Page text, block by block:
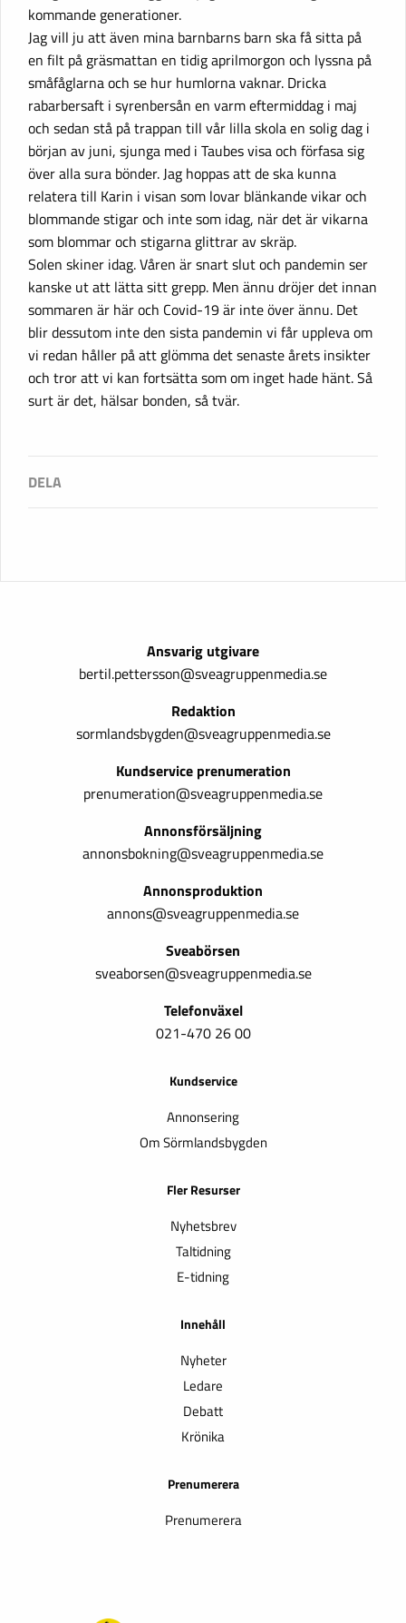
kommande generationer.
Jag vill ju att även mina barnbarns barn ska få sitta på
en filt på gräsmattan en tidig aprilmorgon och lyssna på
småfåglarna och se hur humlorna vaknar. Dricka
rabarbersaft i syrenbersån en varm eftermiddag i maj
och sedan stå på trappan till vår lilla skola en solig dag i
början av juni, sjunga med i Taubes visa och förfasa sig
över alla sura bönder. Jag hoppas att de ska kunna
relatera till Karin i visan som lovar blänkande vikar och
blommande stigar och inte som idag, när det är vikarna
som blommar och stigarna glittrar av skräp.
Solen skiner idag. Våren är snart slut och pandemin ser
kanske ut att lätta sitt grepp. Men ännu dröjer det innan
sommaren är här och Covid-19 är inte över ännu. Det
blir dessutom inte den sista pandemin vi får uppleva om
vi redan håller på att glömma det senaste årets insikter
och tror att vi kan fortsätta som om inget hade hänt. Så
surt är det, hälsar bonden, så tvär.
Ansvarig utgivare
bertil.pettersson@sveagruppenmedia.se
Redaktion
sormlandsbygden@sveagruppenmedia.se
Kundservice prenumeration
prenumeration@sveagruppenmedia.se
Annonsförsäljning
annonsbokning@sveagruppenmedia.se
Annonsproduktion
annons@sveagruppenmedia.se
Sveabörsen
sveaborsen@sveagruppenmedia.se
Telefonväxel
021-470 26 00
Kundservice
Annonsering
Om Sörmlandsbygden
Fler Resurser
Nyhetsbrev
Taltidning
E-tidning
Innehåll
Nyheter
Ledare
Debatt
Krönika
Prenumerera
Prenumerera